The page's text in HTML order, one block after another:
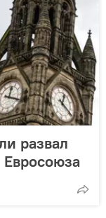
развал